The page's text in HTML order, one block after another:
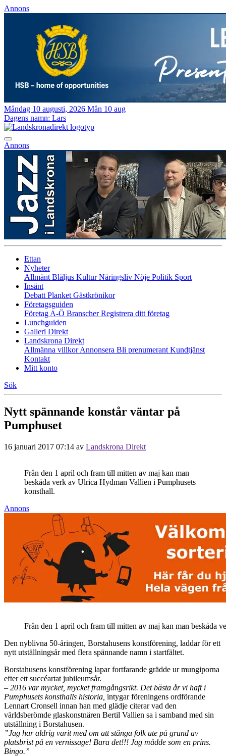
Annons
Måndag 10 augusti, 2026 Mån 10 aug
Dagens namn: Lars
Annons
Ettan
Nyheter
Allmänt Blåljus KulturNäringsliv Nöje Politik Sport
Insänt
Debatt Planket Gästkrönikor
Företagsguiden
Företag A-Ö BranscherRegistrera ditt företag
Lunchguiden
Galleri Direkt
Landskrona Direkt
Allmänna villkorAnnonsera Bli prenumerant Kundtjänst
Kontakt
Mitt konto
Sök
Nytt spännande konstår väntar på
Pumphuset
16 januari 2017 07:14 av Landskrona Direkt
Från den 1 april och fram till mitten av maj kan man
beskåda verk av Ulrica Hydman Vallien i Pumphusets
konsthall.
Annons
Från den 1 april och fram till mitten av maj kan man beskåda
Den nyblivna 50-åringen, Borstahusens konstförening, laddar för ett
nytt utställningsår med flera spännande namn i startfältet.
Borstahusens konstförening lapar fortfarande grädde ur mungiporna
efter ett succéartat jubileumsår.
– 2016 var mycket, mycket framgångsrikt. Det bästa år vi haft i
Pumphusets konsthalls historia, intygar föreningens ordförande
Lennart Cronsell innan han med glädje citerar vad den
världsberömde glaskonstnären Bertil Vallien sa i samband med sin
utställning i Borstahusen.
”Jag har aldrig varit med om att stänga folk ute på grund av
platsbrist på en vernissage! Bara det!!! Jag mådde som en prins.
Bingo.”